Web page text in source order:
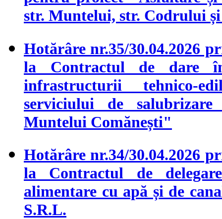
str. Muntelui, str. Codrului
Hotărâre nr.35/30.04.2026
la Contractul de dare
infrastructurii tehnico-
serviciului de
Muntelui Comănești"
Hotărâre nr.34/30.04.2026
la Contractul de
alimentare cu apă și de
S.R.L.